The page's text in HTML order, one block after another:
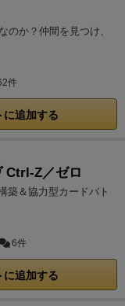
のか？仲間を見つけ、
件
追加する
Ctrl-Z／ゼロ
築＆協力型カードバト
6件
追加する